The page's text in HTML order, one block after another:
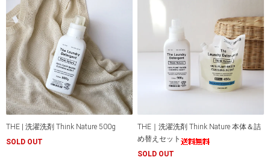
THE | 洗濯洗剤 Think Nature 500g
SOLD OUT
THE｜洗濯洗剤 Think Nature 本体＆詰
め替えセット
SOLD OUT